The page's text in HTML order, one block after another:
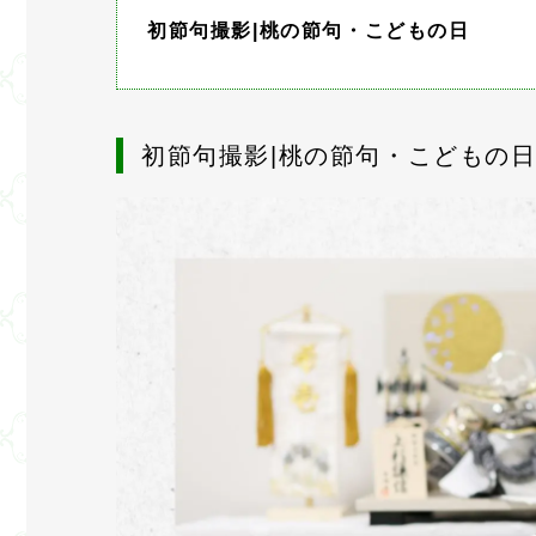
初節句撮影|桃の節句・こどもの日
初節句撮影|桃の節句・こどもの日